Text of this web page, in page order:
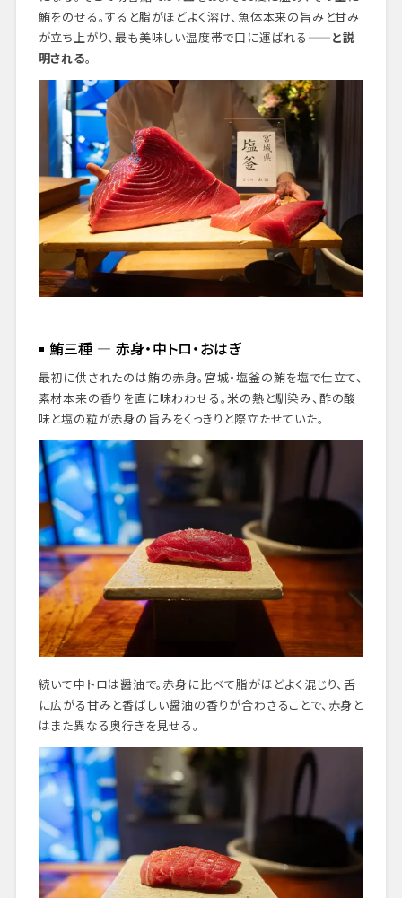
鮪をのせる。すると脂がほどよく溶け、魚体本来の旨みと甘み
が立ち上がり、最も美味しい温度帯で口に運ばれる——と説
明される。
鮪三種 — 赤身・中トロ・おはぎ
最初に供されたのは鮪の赤身。宮城・塩釜の鮪を塩で仕立て、
素材本来の香りを直に味わわせる。米の熱と馴染み、酢の酸
味と塩の粒が赤身の旨みをくっきりと際立たせていた。
続いて中トロは醤油で。赤身に比べて脂がほどよく混じり、舌
に広がる甘みと香ばしい醤油の香りが合わさることで、赤身と
はまた異なる奥行きを見せる。